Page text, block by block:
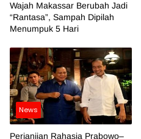
Wajah Makassar Berubah Jadi
“Rantasa”, Sampah Dipilah
Menumpuk 5 Hari
News
Perjanjian Rahasia Prabowo–